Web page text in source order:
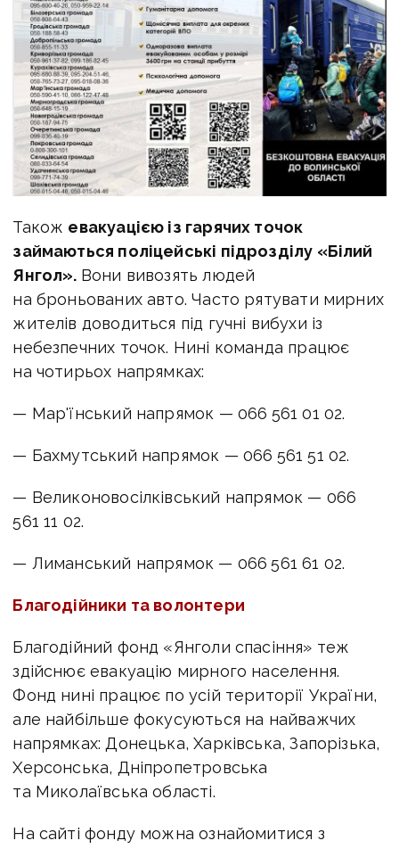
Також евакуацією із гарячих точок
займаються поліцейські підрозділу «Білий
Янгол». Вони вивозять людей
на броньованих авто. Часто рятувати мирних
жителів доводиться під гучні вибухи із
небезпечних точок. Нині команда працює
на чотирьох напрямках:
— Мар'їнський напрямок — 066 561 01 02.
— Бахмутський напрямок — 066 561 51 02.
— Великоновосілківський напрямок — 066
561 11 02.
— Лиманський напрямок — 066 561 61 02.
Благодійники та волонтери
Благодійний фонд «Янголи спасіння» теж
здійснює евакуацію мирного населення.
Фонд нині працює по усій території України,
але найбільше фокусуються на найважчих
напрямках: Донецька, Харківська, Запорізька,
Херсонська, Дніпропетровська
та Миколаївська області.
На сайті фонду можна ознайомитися з